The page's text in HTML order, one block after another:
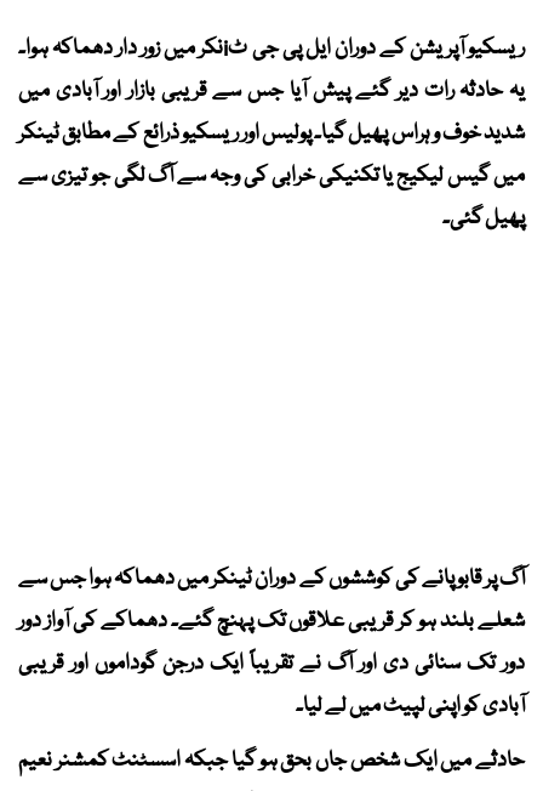
ریسکیو آپریشن کے دوران ایل پی جی ٹiنکر میں زور دار دھماکہ ہوا۔
یہ حادثہ رات دیر گئے پیش آیا جس سے قریبی بازار اور آبادی میں
شدید خوف و ہراس پھیل گیا۔ پولیس اور ریسکیو ذرائع کے مطابق ٹینکر
میں گیس لیکیج یا تکنیکی خرابی کی وجہ سے آگ لگی جو تیزی سے
پھیل گئی۔
آگ پر قابو پانے کی کوششوں کے دوران ٹینکر میں دھماکہ ہوا جس سے
شعلے بلند ہو کر قریبی علاقوں تک پہنچ گئے۔ دھماکے کی آواز دور
دور تک سنائی دی اور آگ نے تقریباً ایک درجن گوداموں اور قریبی
آبادی کو اپنی لپیٹ میں لے لیا۔
حادثے میں ایک شخص جاں بحق ہو گیا جبکہ اسسٹنٹ کمشنر نعیم